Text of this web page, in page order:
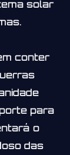
solar
conter
para
o
das